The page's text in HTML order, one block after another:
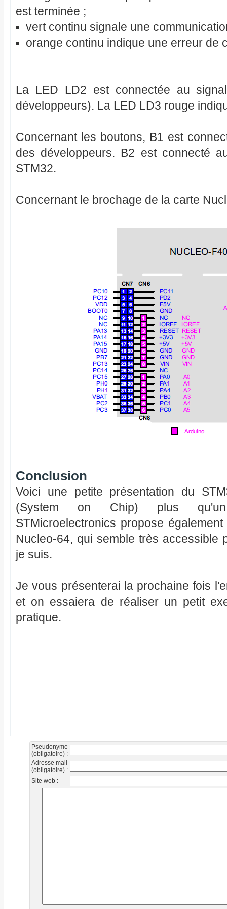
est terminée ;
vert continu signale une
orange continu indique une erreur de
La LED LD2 est connectée au
développeurs). La LED LD3 rouge
Concernant les boutons, B1 est
des développeurs. B2 est connecté
STM32.
Concernant le brochage de la carte
Conclusion
Voici une petite présentation du
(System on Chip) plus qu'un
STMicroelectronics propose
Nucleo-64, qui semble très accessible
je suis.
Je vous présenterai la prochaine fois
et on essaiera de réaliser un petit
pratique.
Pseudonyme
(obligatoire) :
Adresse mail
(obligatoire) :
Site web :